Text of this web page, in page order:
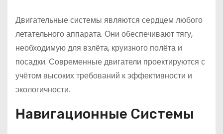
Двигательные системы являются сердцем любого
летательного аппарата. Они обеспечивают тягу,
необходимую для взлёта, круизного полёта и
посадки. Современные двигатели проектируются с
учётом высоких требований к эффективности и
экологичности.
Навигационные Системы